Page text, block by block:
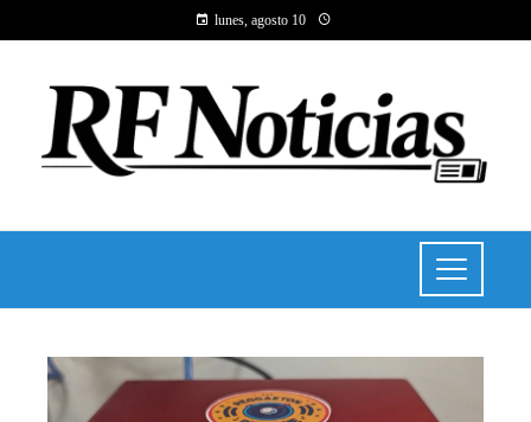
lunes, agosto 10